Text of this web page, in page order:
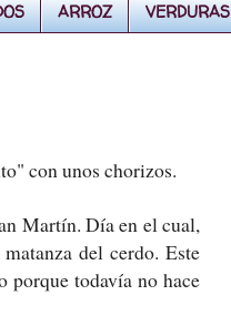
ARROZ VERDURAS
con unos chorizos.
Martín. Día en el cual,
del cerdo. Este
porque todavía no hace